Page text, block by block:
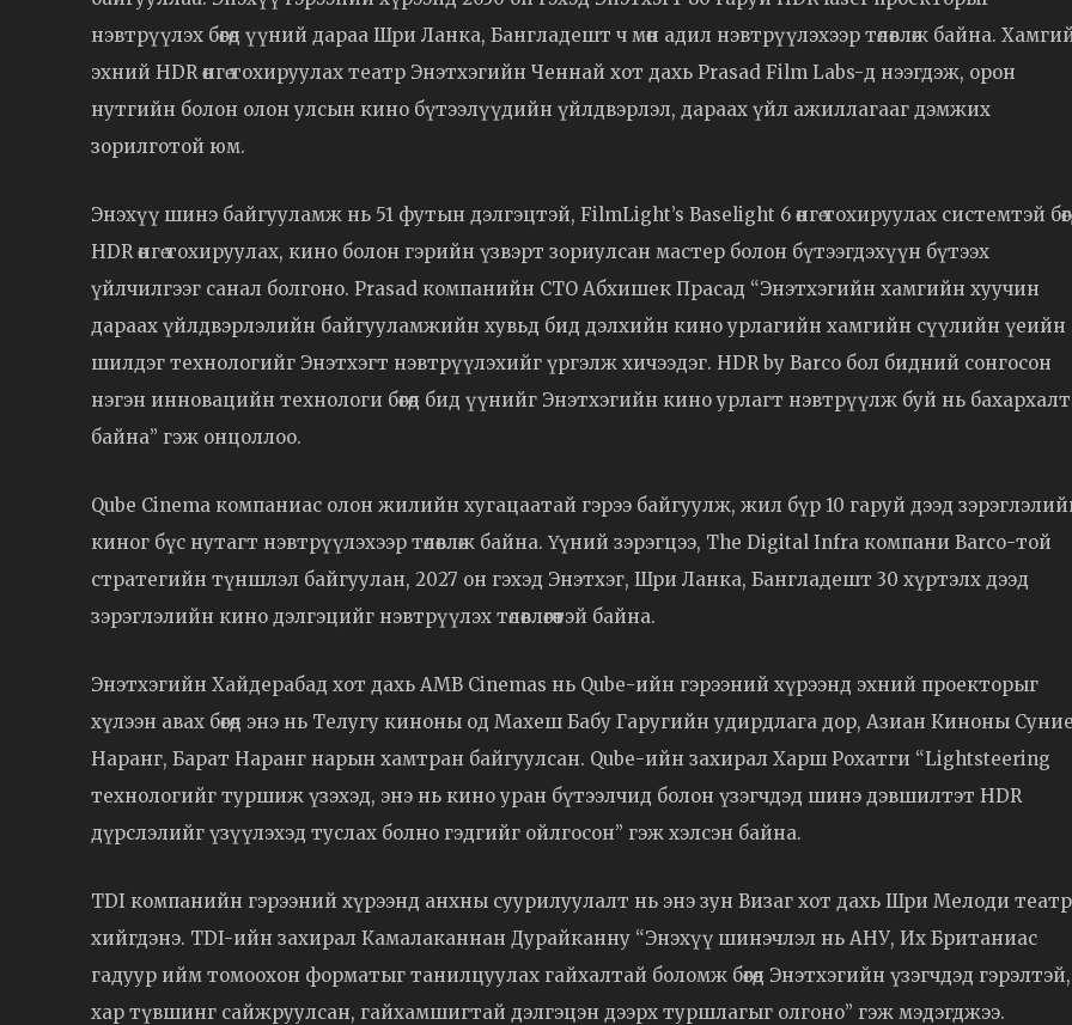
нэвтрүүлэх бөгөөд үүний дараа Шри Ланка, Бангладешт ч мөн адил нэвтрүүлэхээр төлөвлөж байна.
эхний HDR өнгө тохируулах театр Энэтхэгийн Ченнай хот дахь Prasad Film Labs-д нээгдэж, орон
нутгийн болон олон улсын кино бүтээлүүдийн үйлдвэрлэл, дараах үйл ажиллагааг дэмжих
зорилготой юм.
Энэхүү шинэ байгууламж нь 51 футын дэлгэцтэй, FilmLight’s Baselight 6 өнгө тохируулах системтэй
HDR өнгө тохируулах, кино болон гэрийн үзвэрт зориулсан мастер болон бүтээгдэхүүн бүтээх
үйлчилгээг санал болгоно. Prasad компанийн CTO Абхишек Прасад “Энэтхэгийн хамгийн хуучин
дараах үйлдвэрлэлийн байгууламжийн хувьд бид дэлхийн кино урлагийн хамгийн сүүлийн үеийн
шилдэг технологийг Энэтхэгт нэвтрүүлэхийг үргэлж хичээдэг. HDR by Barco бол бидний сонгосон
нэгэн инновацийн технологи бөгөөд бид үүнийг Энэтхэгийн кино урлагт нэвтрүүлж буй нь
байна” гэж онцоллоо.
Qube Cinema компаниас олон жилийн хугацаатай гэрээ байгуулж, жил бүр 10 гаруй дээд
киног бүс нутагт нэвтрүүлэхээр төлөвлөж байна. Үүний зэрэгцээ, The Digital Infra компани Barco-той
стратегийн түншлэл байгуулан, 2027 он гэхэд Энэтхэг, Шри Ланка, Бангладешт 30 хүртэлх дээд
зэрэглэлийн кино дэлгэцийг нэвтрүүлэх төлөвлөгөөтэй байна.
Энэтхэгийн Хайдерабад хот дахь AMB Cinemas нь Qube-ийн гэрээний хүрээнд эхний проекторыг
хүлээн авах бөгөөд энэ нь Телугу киноны од Махеш Бабу Гаругийн удирдлага дор, Азиан Киноны
Наранг, Барат Наранг нарын хамтран байгуулсан. Qube-ийн захирал Харш Рохатги “Lightsteering
технологийг туршиж үзэхэд, энэ нь кино уран бүтээлчид болон үзэгчдэд шинэ дэвшилтэт HDR
дүрслэлийг үзүүлэхэд туслах болно гэдгийг ойлгосон” гэж хэлсэн байна.
TDI компанийн гэрээний хүрээнд анхны суурилуулалт нь энэ зун Визаг хот дахь Шри Мелоди
хийгдэнэ. TDI-ийн захирал Камалаканнан Дурайканну “Энэхүү шинэчлэл нь АНУ, Их Британиас
гадуур ийм томоохон форматыг танилцуулах гайхалтай боломж бөгөөд Энэтхэгийн үзэгчдэд гэрэлтэй,
хар түвшинг сайжруулсан, гайхамшигтай дэлгэцэн дээрх туршлагыг олгоно” гэж мэдэгджээ.